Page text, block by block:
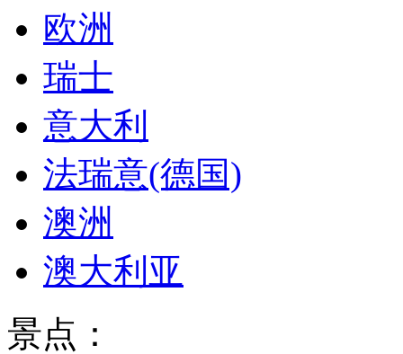
欧洲
瑞士
意大利
法瑞意(德国)
澳洲
澳大利亚
景点：